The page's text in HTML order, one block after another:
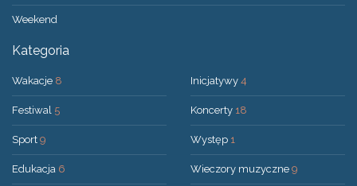
Weekend
Kategoria
Wakacje 8
Festiwal 5
Sport 9
Edukacja 6
Inicjatywy 4
Koncerty 18
Występ 1
Wieczory muzyczne 9